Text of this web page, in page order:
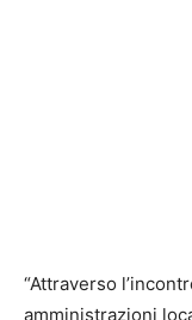
“Attraverso
amministrazioni